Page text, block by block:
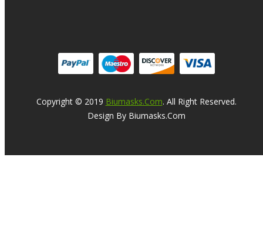
Copyright © 2019 Biumasks.com. All Right Reserved.
Design By Biumasks.com